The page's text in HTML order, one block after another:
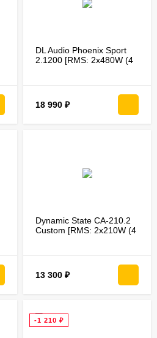
DL Audio Phoenix Sport
2.1200 [RMS: 2x480W (4
18 990 ₽
Dynamic State CA-210.2
Custom [RMS: 2x210W (4
13 300 ₽
-1 210 ₽